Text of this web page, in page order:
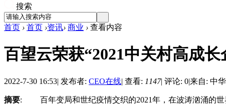
搜索
首页 › 首页 ›资讯› 商业 › 查看内容
百望云荣获“2021中关村高成长
2022-7-30 16:53| 发布者: CEO在线| 查看: 1147| 评论: 0|来自: 中
摘要: 百年变局和世纪疫情交织的2021年，在波涛汹涌的世